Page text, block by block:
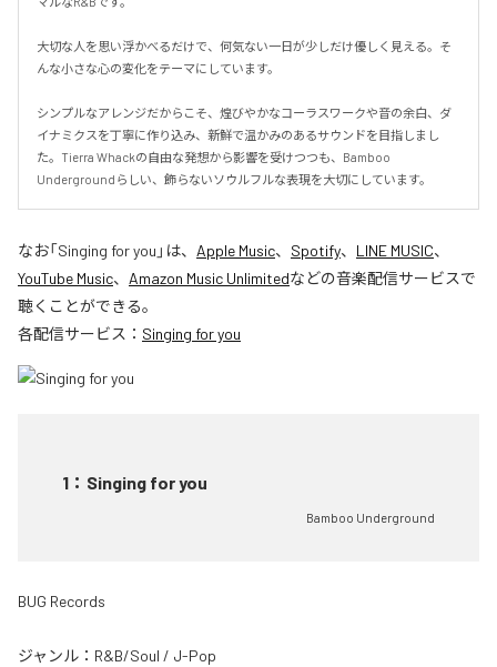
大切な人を思い浮かべるだけで、何気ない一日が少しだけ優しく見える。そ
んな小さな心の変化をテーマにしています。
シンプルなアレンジだからこそ、煌びやかなコーラスワークや音の余白、ダ
イナミクスを丁寧に作り込み、新鮮で温かみのあるサウンドを目指しまし
た。Tierra Whackの自由な発想から影響を受けつつも、Bamboo
Undergroundらしい、飾らないソウルフルな表現を大切にしています。
なお「Singing for you 」は、 Apple Music、 Spotify、 LINE MUSIC、
YouTube Music、 Amazon Music Unlimitedなどの音楽配信サービスで
聴くことができる。
各配信サービス： Singing for you
1 ： Singing for you
Bamboo Underground
BUG Records
ジャンル： R&B/Soul / J-Pop